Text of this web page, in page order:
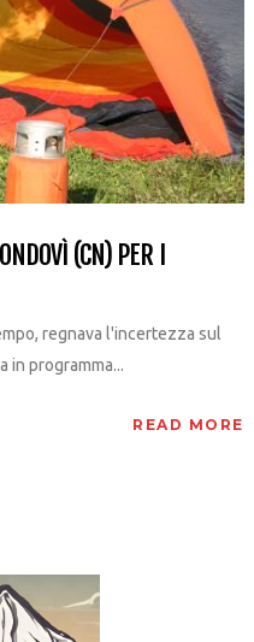
(CN) PER I
regnava l'incertezza sul
in programma...
READ MORE